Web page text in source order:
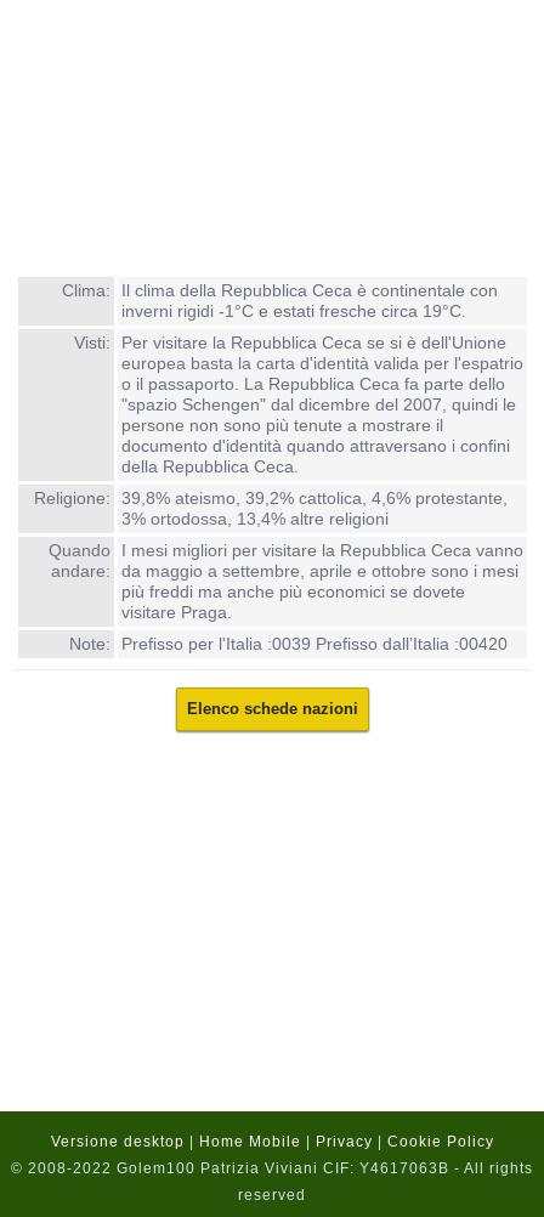
Clima:
Il clima della Repubblica Ceca è continentale con
inverni rigidi -1°C e estati fresche circa 19°C.
Visti:
Per visitare la Repubblica Ceca se si è dell'Unione
europea basta la carta d'identità valida per l'espatrio
o il passaporto. La Repubblica Ceca fa parte dello
"spazio Schengen" dal dicembre del 2007, quindi le
persone non sono più tenute a mostrare il
documento d'identità quando attraversano i confini
della Repubblica Ceca.
Religione:
39,8% ateismo, 39,2% cattolica, 4,6% protestante,
3% ortodossa, 13,4% altre religioni
Quando
andare:
I mesi migliori per visitare la Repubblica Ceca vanno
da maggio a settembre, aprile e ottobre sono i mesi
più freddi ma anche più economici se dovete
visitare Praga.
Note:
Prefisso per l'Italia :0039 Prefisso dall’Italia :00420
Elenco schede nazioni
Versione desktop | Home Mobile | Privacy | Cookie Policy
© 2008-2022 Golem100 Patrizia Viviani CIF: Y4617063B - All rights
reserved